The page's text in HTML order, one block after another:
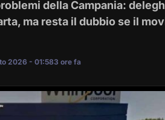
della Campania:
ma resta il dubbio se il
2026 - 01:583 ore fa